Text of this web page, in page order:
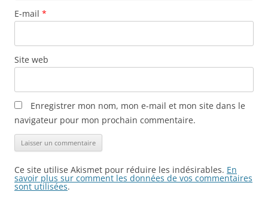
E-mail *
Site web
Enregistrer mon nom, mon e-mail et mon site dans le
navigateur pour mon prochain commentaire.
Ce site utilise Akismet pour réduire les indésirables. En
savoir plus sur comment les données de vos commentaires
sont utilisées.